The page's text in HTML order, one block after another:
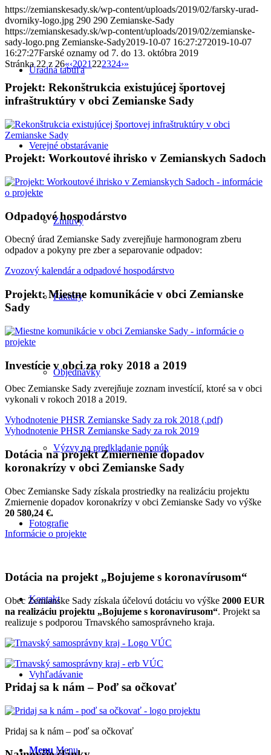
Úradná tabuľa
Verejné obstarávanie
Zmluvy
Faktúry
Objednávky
Výzvy na predkladanie ponúk
Fotografie
Kontakt
Vyhľadávanie
Menu Menu
https://zemianskesady.sk/wp-content/uploads/2019/02/farsky-urad-
dvorniky-logo.jpg 290 290 Zemianske-Sady
https://zemianskesady.sk/wp-content/uploads/2019/02/zemianske-
sady-logo.png Zemianske-Sady2019-10-07 16:27:272019-10-07
16:27:27Farské oznamy od 7. do 13. októbra 2019
Stránka 22 z 26«‹2021 222324›»
Projekt: Rekonštrukcia existujúcej športovej
infraštruktúry v obci Zemianske Sady
Projekt: Workoutové ihrisko v Zemianskych Sadoch
Odpadové hospodárstvo
Obecný úrad Zemianske Sady zverejňuje harmonogram zberu
odpadov a pokyny pre zber a separovanie odpadov:
Zvozový kalendár a odpadové hospodárstvo
Projekt: Miestne komunikácie v obci Zemianske
Sady
Investície v obci za roky 2018 a 2019
Obec Zemianske Sady zverejňuje zoznam investícií, ktoré sa v obci
vykonali v rokoch 2018 a 2019.
Vyhodnotenie PHSR Zemianske Sady za rok 2018 (.pdf)
Vyhodnotenie PHSR Zemianske Sady za rok 2019
Dotácia na projekt Zmiernenie dopadov
koronakrízy v obci Zemianske Sady
Obec Zemianske Sady získala prostriedky na realizáciu projektu
Zmiernenie dopadov koronakrízy v obci Zemianske Sady vo výške
20 580,24 €.
Informácie o projekte
Dotácia na projekt „Bojujeme s koronavírusom“
Obec Zemianske Sady získala účelovú dotáciu vo výške 2000 EUR
na realizáciu projektu „Bojujeme s koronavírusom“. Projekt sa
realizuje s podporou Trnavského samosprávneho kraja.
Pridaj sa k nám – Poď sa očkovať
Pridaj sa k nám – poď sa očkovať